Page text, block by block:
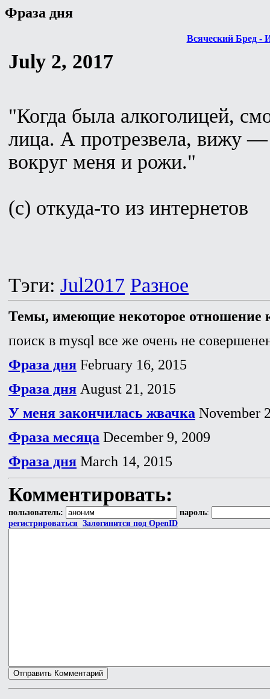
Фраза дня
Всяческий Бред -
July 2, 2017
"Когда была алкоголицей,
лица. А протрезвела, вижу
вокруг меня и рожи."
(с) откуда-то из интернетов
Тэги: Jul2017 Разное
Темы, имеющие некоторое отношение
поиск в mysql все же очень не
Фраза дня February 16, 2015
Фраза дня August 21, 2015
У меня закончилась жвачка November
Фраза месяца December 9, 2009
Фраза дня March 14, 2015
Комментировать:
пользователь: пароль:
регистрироваться Залогинится под OpenID